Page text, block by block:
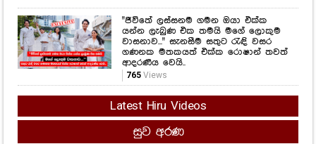
"ජීවිතේ ලස්සනම ගමන ඔයා එක්ක
යන්න ලැබුණ එක තමයි මගේ ලොකුම
වාසනාව..." සැනසීම සතුට රැඳි වසර
ගණනක මතකයත් එක්ක රොෂාන් තවත්
ආදරණීය වෙයි..
765Views
Latest Hiru Videos
සුව අරණ